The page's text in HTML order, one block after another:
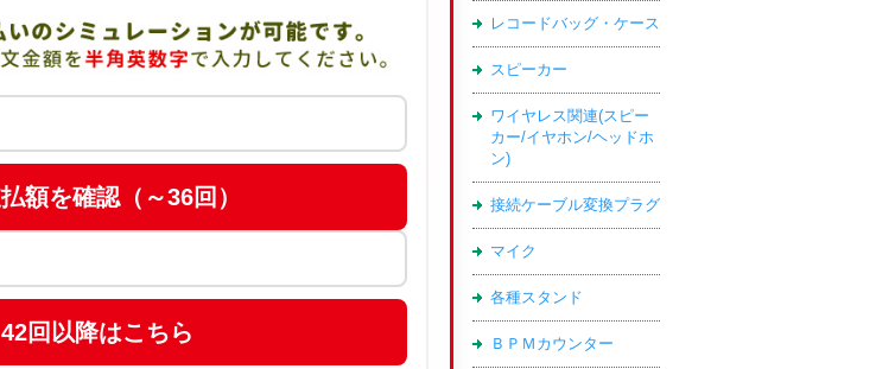
レコードバッグ・ケース
スピーカー
ワイヤレス関連(スピー
カー/イヤホン/ヘッドホ
ン)
接続ケーブル変換プラグ
マイク
各種スタンド
ＢＰＭカウンター